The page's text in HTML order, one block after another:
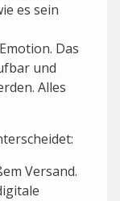
es sein
Das
und
Alles
Versand.